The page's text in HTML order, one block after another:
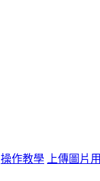
操作教學 上傳圖片用